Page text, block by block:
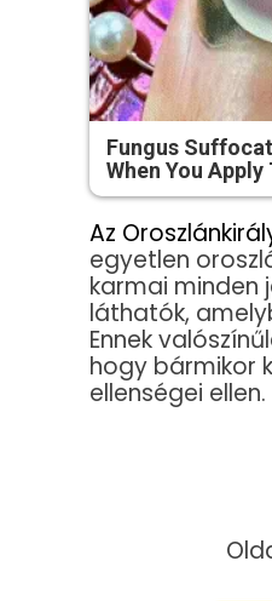
Fungus
When You
Az
egyetlen
karmai minden
láthatók,
Ennek
hogy bármikor
ellenségei ellen.